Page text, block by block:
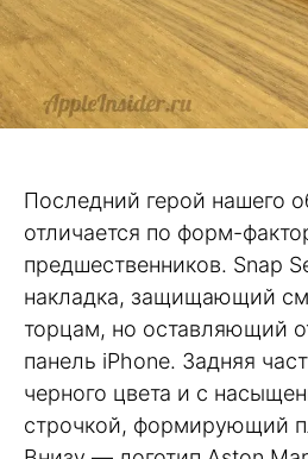
Последний герой нашего
отличается по форм-
предшественников. Snap
накладка, защищающий
торцам, но оставляющий
панель iPhone. Задняя
черного цвета и с
строчкой, формирующий